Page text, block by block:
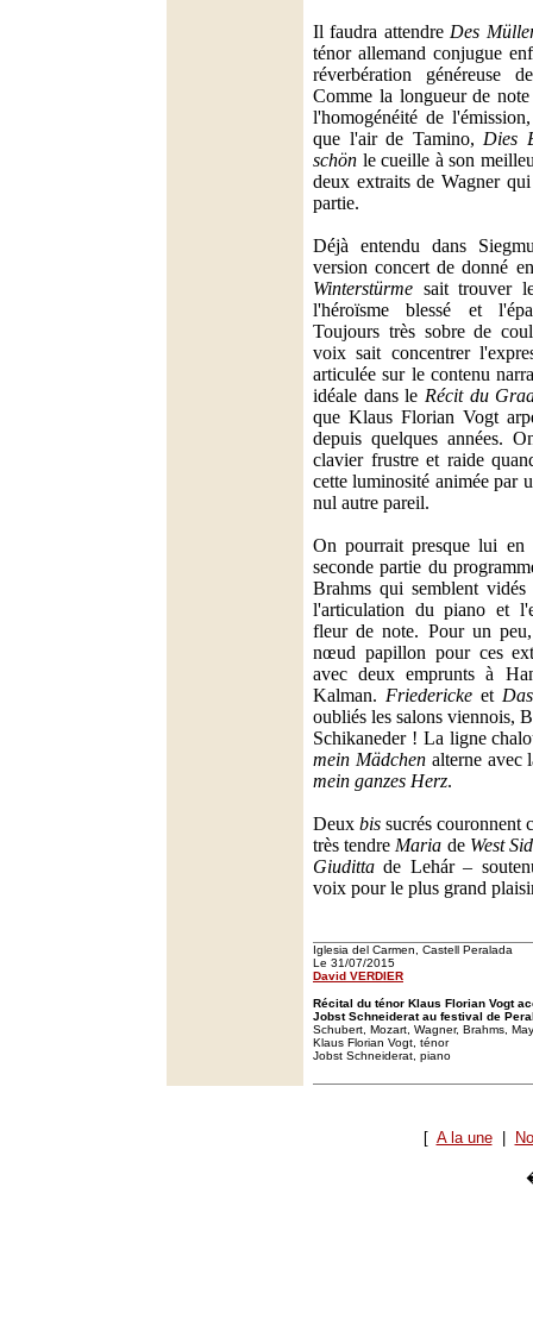
Il faudra attendre Des
ténor allemand conjugue
réverbération généreuse
Comme la longueur de
l'homogénéité de
que l'air de Tamino, Dies
schön le cueille à son
deux extraits de Wagner
partie.
Déjà entendu dans
version concert de donné
Winterstürme sait trouver
l'héroïsme blessé et
Toujours très sobre de
voix sait concentrer
articulée sur le contenu
idéale dans le Récit du
que Klaus Florian Vogt
depuis quelques années.
clavier frustre et raide
cette luminosité animée par
nul autre pareil.
On pourrait presque lui en
seconde partie du
Brahms qui semblent
l'articulation du piano et
fleur de note. Pour un
nœud papillon pour ces
avec deux emprunts à
Kalman. Friederickeet
oubliés les salons viennois,
Schikaneder ! La ligne
mein Mädchenalterne avec
mein ganzes Herz.
Deux bis sucrés couronnent
très tendre Maria de West
Giuditta de Lehár –
voix pour le plus grand
Iglesia del Carmen, Castell Peralada
Le 31/07/2015
David VERDIER
Récital du ténor Klaus Florian Vogt
Jobst Schneiderat au festival de
Schubert, Mozart, Wagner, Brahms,
Klaus Florian Vogt, ténor
Jobst Schneiderat, piano
[ A la une|